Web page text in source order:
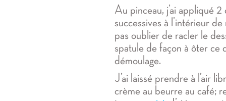
Au pinceau, j’ai appliqué
successives à l’intérieur
pas oublier de racler le
spatule de façon à ôter ce
démoulage.
J’ai laissé prendre à l’air
crème au beurre au café;